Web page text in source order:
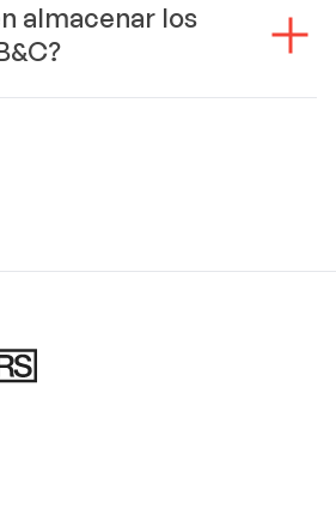
almacenar los